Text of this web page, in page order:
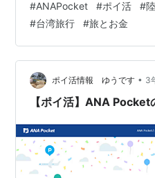
ました。 ANA Pocketって
と、 歩く 電車に乗る 車で
ポイントが貯まり、そのポ
チャを回すと、ANAマイル
アプリです。 ガチャは、マ
の他社ポイントに…
#ANAPocket #ポイ活 #
#台湾旅行 #旅とお金
ポイ活情報 ゆうです • 3
【ポイ活】ANA Pocket